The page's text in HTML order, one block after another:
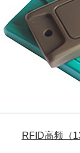
RFID高频（